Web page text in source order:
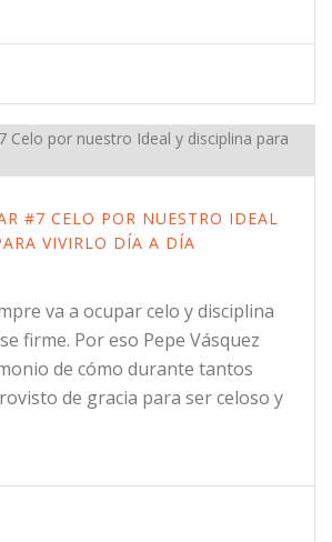
#7 CELO POR NUESTRO IDEAL
VIVIRLO DÍA A DÍA
va a ocupar celo y disciplina
firme. Por eso Pepe Vásquez
de cómo durante tantos
de gracia para ser celoso y